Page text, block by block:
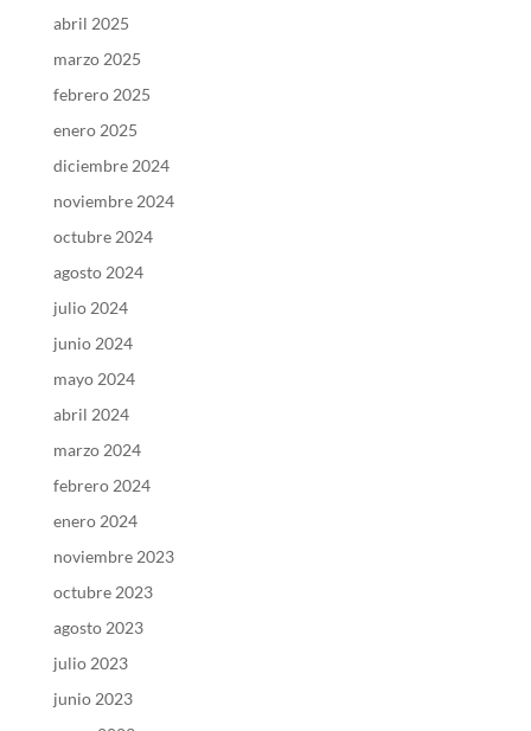
abril 2025
marzo 2025
febrero 2025
enero 2025
diciembre 2024
noviembre 2024
octubre 2024
agosto 2024
julio 2024
junio 2024
mayo 2024
abril 2024
marzo 2024
febrero 2024
enero 2024
noviembre 2023
octubre 2023
agosto 2023
julio 2023
junio 2023